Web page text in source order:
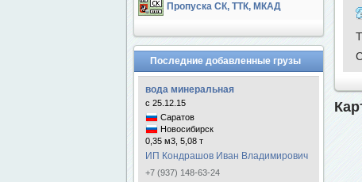
Пропуска СК, ТТК, МКАД
Последние добавленные грузы
вода минеральная
с 25.12.15
Саратов
Новосибирск
0,35 м3, 5,08 т
ИП Кондрашов Иван Владимирович
+7 (937) 148-63-24